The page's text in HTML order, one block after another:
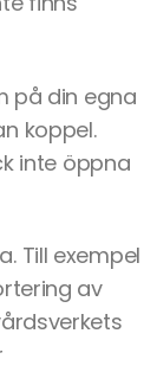
på din egna
koppel.
inte öppna
Till exempel
av